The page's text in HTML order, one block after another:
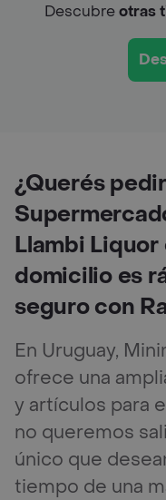
Descubreotras
¿Querés
Llambi Liquor
domicilio es
seguro con
En Uruguay,
ofrece una
y artículos para
no queremos
único que
tiempo de una